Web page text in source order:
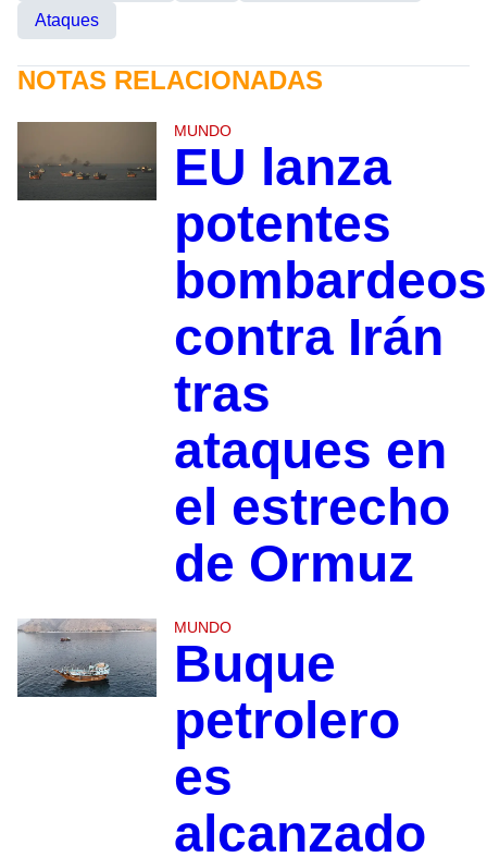
Ataques
NOTAS RELACIONADAS
MUNDO
EU lanza
potentes
bombardeos
contra Irán
tras
ataques en
el estrecho
de Ormuz
MUNDO
Buque
petrolero
es
alcanzado